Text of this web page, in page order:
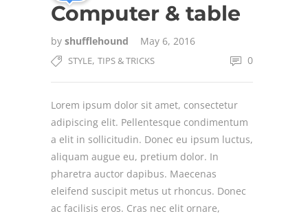
Computer & table
by shufflehound May 6, 2016
STYLE, TIPS & TRICKS 0
Lorem ipsum dolor sit amet, consectetur
adipiscing elit. Pellentesque condimentum
a elit in sollicitudin. Donec eu ipsum luctus,
aliquam augue eu, pretium dolor. In
pharetra auctor dapibus. Maecenas
eleifend suscipit metus ut rhoncus. Donec
ac facilisis eros. Cras nec elit ornare,